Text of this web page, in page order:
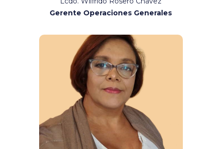
Gerente Operaciones Generales
Contacto:
publicaciones@binario.com.ec